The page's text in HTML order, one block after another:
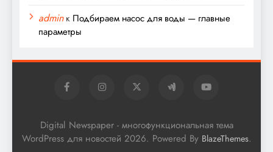
adminк Подбираем насос для воды — главные
параметры
Digital Newspaper - многофункциональная тема
WordPress для новостей 2026. Powered By BlazeThemes.